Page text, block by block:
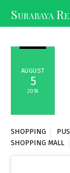
Surabaya
AUGUST
5
2018
SHOPPING
SHOPPING MALL